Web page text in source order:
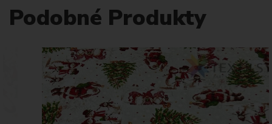
Podobné Produkty